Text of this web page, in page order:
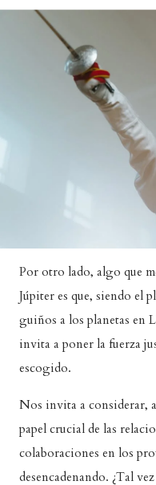
Por otro lado, algo que
Júpiter es que, siendo el
guiños a los planetas en
invita a poner la fuerza
escogido.
Nos invita a considerar,
papel crucial de las
colaboraciones en los
desencadenando. ¿Tal